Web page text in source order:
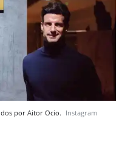
por Aitor Ocio. Instagram